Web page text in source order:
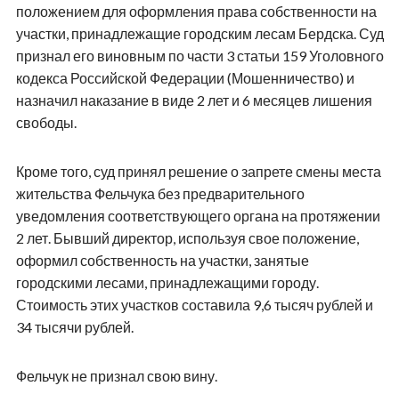
положением для оформления права собственности на
участки, принадлежащие городским лесам Бердска. Суд
признал его виновным по части 3 статьи 159 Уголовного
кодекса Российской Федерации (Мошенничество) и
назначил наказание в виде 2 лет и 6 месяцев лишения
свободы.
Кроме того, суд принял решение о запрете смены места
жительства Фельчука без предварительного
уведомления соответствующего органа на протяжении
2 лет. Бывший директор, используя свое положение,
оформил собственность на участки, занятые
городскими лесами, принадлежащими городу.
Стоимость этих участков составила 9,6 тысяч рублей и
34 тысячи рублей.
Фельчук не признал свою вину.